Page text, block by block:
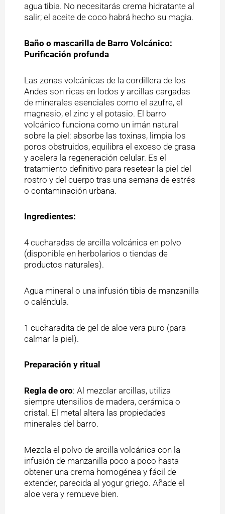
agua tibia. No necesitarás crema hidratante al
salir; el aceite de coco habrá hecho su magia.
Baño o mascarilla de Barro Volcánico:
Purificación profunda
Las zonas volcánicas de la cordillera de los
Andes son ricas en lodos y arcillas cargadas
de minerales esenciales como el azufre, el
magnesio, el zinc y el potasio. El barro
volcánico funciona como un imán natural
sobre la piel: absorbe las toxinas, limpia los
poros obstruidos, equilibra el exceso de grasa
y acelera la regeneración celular. Es el
tratamiento definitivo para resetear la piel del
rostro y del cuerpo tras una semana de estrés
o contaminación urbana.
Ingredientes:
4 cucharadas de arcilla volcánica en polvo
(disponible en herbolarios o tiendas de
productos naturales).
Agua mineral o una infusión tibia de manzanilla
o caléndula.
1 cucharadita de gel de aloe vera puro (para
calmar la piel).
Preparación y ritual
Regla de oro: Al mezclar arcillas, utiliza
siempre utensilios de madera, cerámica o
cristal. El metal altera las propiedades
minerales del barro.
Mezcla el polvo de arcilla volcánica con la
infusión de manzanilla poco a poco hasta
obtener una crema homogénea y fácil de
extender, parecida al yogur griego. Añade el
aloe vera y remueve bien.